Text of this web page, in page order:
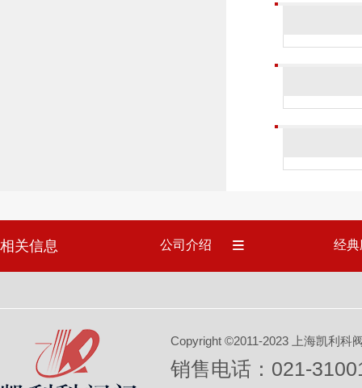
相关信息 公司介绍 经
Copyright ©2011-2023 上海凯利科
销售电话：021-